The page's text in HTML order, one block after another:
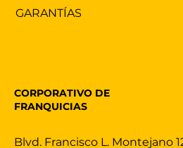
GARANTÍAS
Blvd. Francisco L. Montejano
CORPORATIVO DE
FRANQUICIAS